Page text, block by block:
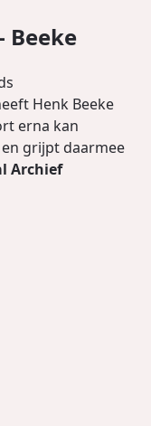
Beeke
Henk Beeke
erna kan
grijpt daarmee
Archief